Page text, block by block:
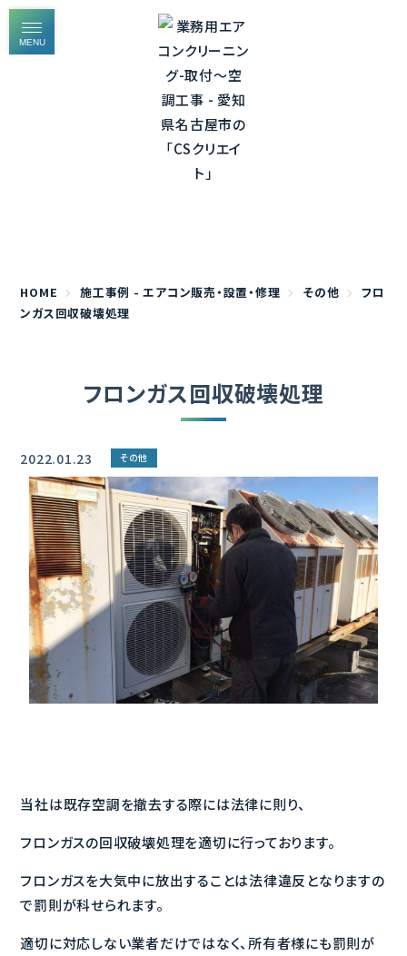
MENU
施工事例 - エアコン分解洗浄
HOME 施工事例 - エアコン販売・設置・修理 その他
フロ
ンガス回収破壊処理
フロンガス回収破壊処理
2022.01.23 その他
当社は既存空調を撤去する際には法律に則り、
フロンガスの回収破壊処理を適切に行っております。
フロンガスを大気中に放出することは法律違反となりますの
で罰則が科せられます。
適切に対応しない業者だけではなく、所有者様にも罰則が